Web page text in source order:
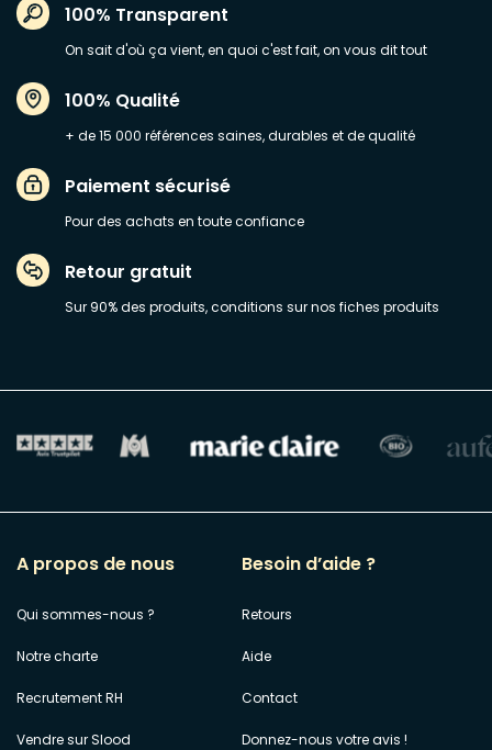
100% Transparent
On sait d'où ça vient, en quoi c'est fait, on vous dit tout
100% Qualité
+ de 15 000 références saines, durables et de qualité
Paiement sécurisé
Pour des achats en toute confiance
Retour gratuit
Sur 90% des produits, conditions sur nos fiches produits
A propos de nous
Qui sommes-nous ?
Notre charte
Recrutement RH
Vendre sur Slood
Besoin d’aide ?
Retours
Aide
Contact
Donnez-nous votre avis !